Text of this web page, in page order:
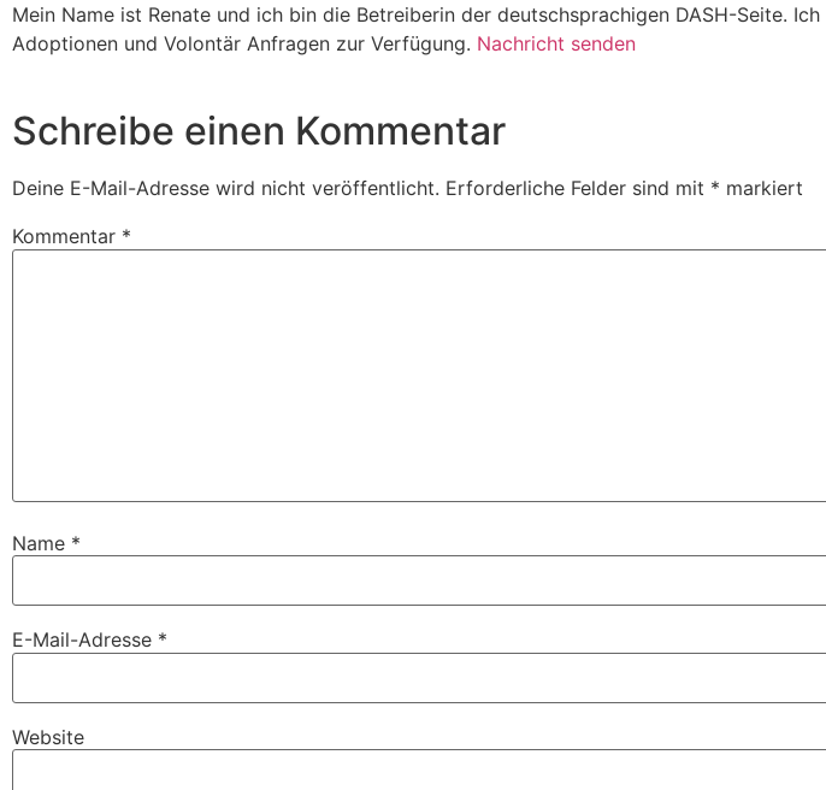
Mein Name ist Renate und ich bin die Betreiberin der deutschsprachigen DASH-Seite.
Adoptionen und Volontär Anfragen zur Verfügung. Nachricht senden
Schreibe einen Kommentar
Deine E-Mail-Adresse wird nicht veröffentlicht. Erforderliche Felder sind mit * markiert
Kommentar *
Name *
E-Mail-Adresse *
Website